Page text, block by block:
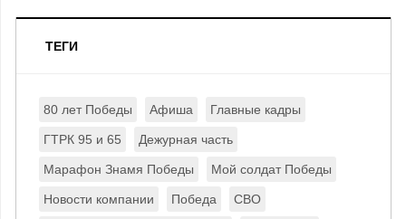
ТЕГИ
80 лет Победы Афиша Главные кадры
ГТРК 95 и 65 Дежурная часть
Марафон Знамя Победы Мой солдат Победы
Новости компании Победа СВО